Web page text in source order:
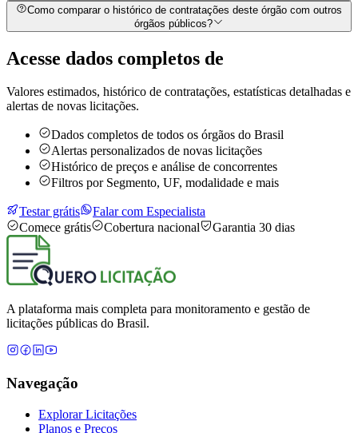
Como comparar o histórico de contratações deste órgão com outros
órgãos públicos?
Acesse dados completos de
Valores estimados, histórico de contratações, estatísticas detalhadas e
alertas de novas licitações.
Dados completos de todos os órgãos do Brasil
Alertas personalizados de novas licitações
Histórico de preços e análise de concorrentes
Filtros por Segmento, UF, modalidade e mais
Testar grátis
Falar com Especialista
Comece grátis
Cobertura nacional Garantia 30 dias
A plataforma mais completa para monitoramento e gestão de
licitações públicas do Brasil.
Navegação
Explorar Licitações
Planos e Preços